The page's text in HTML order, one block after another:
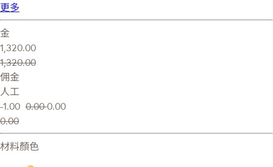
更多
金
1,320.00
1,320.00
佣金
人工
-1.00 0.000.00
0.00
材料顏色